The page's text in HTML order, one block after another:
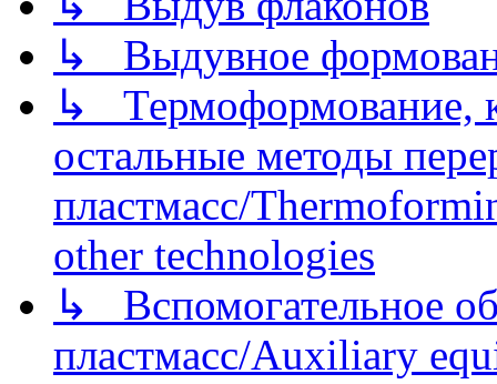
↳ Выдувное
↳ Термоформование,
остальные методы
пластмасс/
other technologies
↳ Вспомогательное
пластмасс/Auxiliary